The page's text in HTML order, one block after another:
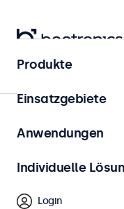
Lösungen
Displays für den
Professionelle
anspruchsvollen
Umgebung und bieten
Produkte
Einsatzgebiete
Anwendungen
Individuelle
Login